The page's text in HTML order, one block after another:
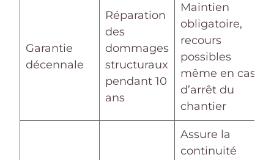
Garantie
décennale
Réparation
des
dommages
structuraux
pendant 10
ans
Maintien
obligatoire,
recours
possibles
même en cas
d’arrêt du
chantier
Assure la
continuité